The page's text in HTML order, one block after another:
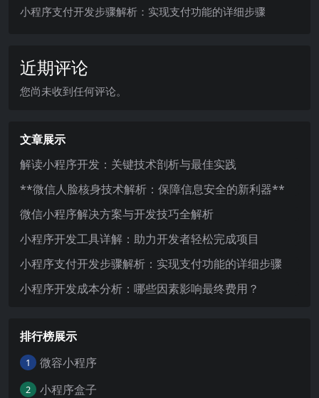
小程序支付开发步骤解析：实现支付功能的详细步骤
近期评论
您尚未收到任何评论。
文章展示
解读小程序开发：关键技术剖析与最佳实践
**微信人脸核身技术解析：保障信息安全的新利器**
微信小程序解决方案与开发技巧全解析
小程序开发工具详解：助力开发者轻松完成项目
小程序支付开发步骤解析：实现支付功能的详细步骤
小程序开发成本分析：哪些因素影响最终费用？
排行榜展示
1 微容小程序
2 小程序盒子